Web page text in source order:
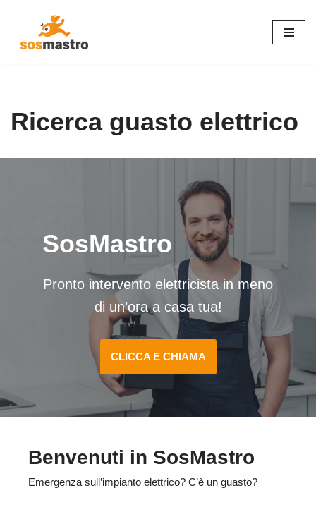
Ricerca guasto elettrico
SosMastro
Pronto intervento elettricista in meno
di un’ora a casa tua!
CLICCA E CHIAMA
Benvenuti in SosMastro
Emergenza sull’impianto elettrico? C’è un guasto?